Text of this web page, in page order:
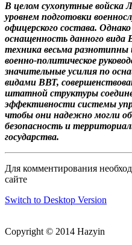
В целом сухопутные войска
уровнем подготовки
офицерского состава.
оснащенность данного
техника весьма разнотипны
военно-политическое
значительные усилия по
видами ВВТ,
штатной структуры
эффективности системы
чтобы они надежно могли
безопасность и
государства.
Для комментирования
сайте
Switch to Desktop Version
Copyright © 2014 Hazyin